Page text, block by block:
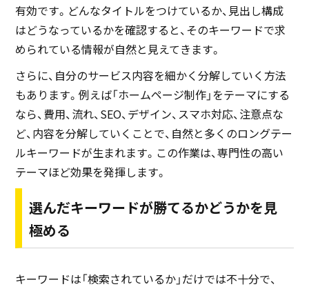
有効です。どんなタイトルをつけているか、見出し構成
はどうなっているかを確認すると、そのキーワードで求
められている情報が自然と見えてきます。
さらに、自分のサービス内容を細かく分解していく方法
もあります。例えば「ホームページ制作」をテーマにする
なら、費用、流れ、SEO、デザイン、スマホ対応、注意点な
ど、内容を分解していくことで、自然と多くのロングテー
ルキーワードが生まれます。この作業は、専門性の高い
テーマほど効果を発揮します。
選んだキーワードが勝てるかどうかを見
極める
キーワードは「検索されているか」だけでは不十分で、